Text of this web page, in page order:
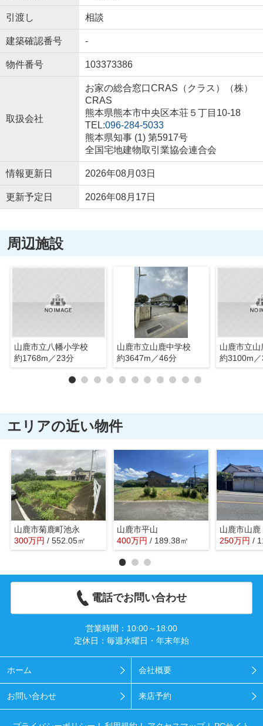
引渡し 相談
建築確認番号 -
物件番号 103373386
取扱会社
お家の総合窓口CRAS（クラス）（株）
CRAS
熊本県熊本市中央区本荘５丁目10-18
TEL:096-284-5033
熊本県知事 (1) 第5917号
全国宅地建物取引業協会連合会
情報更新日 2026年08月03日
更新予定日 2026年08月17日
周辺施設
山鹿市立八幡小学校
約1768m／23分
山鹿市立山鹿中学校
約3647m／46分
山鹿市立山
約3100m
エリアの近い物件
山鹿市菊鹿町池永
300万円 / 552.05㎡
山鹿市平山
400万円 / 189.38㎡
山鹿市山鹿
250万円 /
電話でお問い合わせ
営業時間：10:00～18:00
定休日：毎週水曜日・年末年始
ホーム 会社概要
お問い合わせ 来店予約